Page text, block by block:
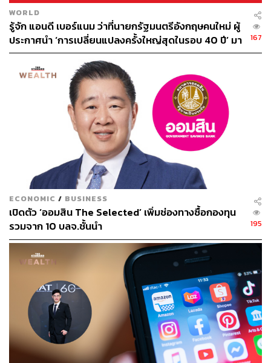
WORLD
รู้จัก แอนดี เบอร์แนม ว่าที่นายกรัฐมนตรีอังกฤษคนใหม่ ผู้
ประกาศนำ ‘การเปลี่ยนแปลงครั้งใหญ่สุดในรอบ 40 ปี’ มา
สู่การเมืองอังกฤษ
167
ECONOMIC / BUSINESS
เปิดตัว ‘ออมสิน The Selected’ เพิ่มช่องทางซื้อกองทุน
รวมจาก 10 บลจ.ชั้นนำ
195